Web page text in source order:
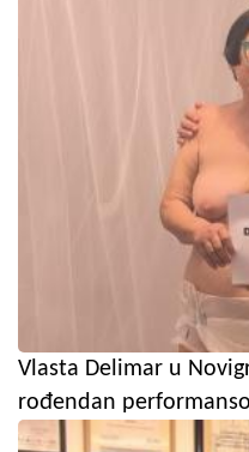
Vlasta Delimar u
rođendan